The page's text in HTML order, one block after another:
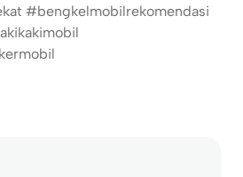
#bengkelmobilrekomendasi